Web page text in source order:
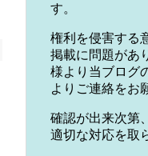
す。
権利を侵害する
掲載に問題があ
様より当ブログ
よりご連絡をお
確認が出来次第
適切な対応を取